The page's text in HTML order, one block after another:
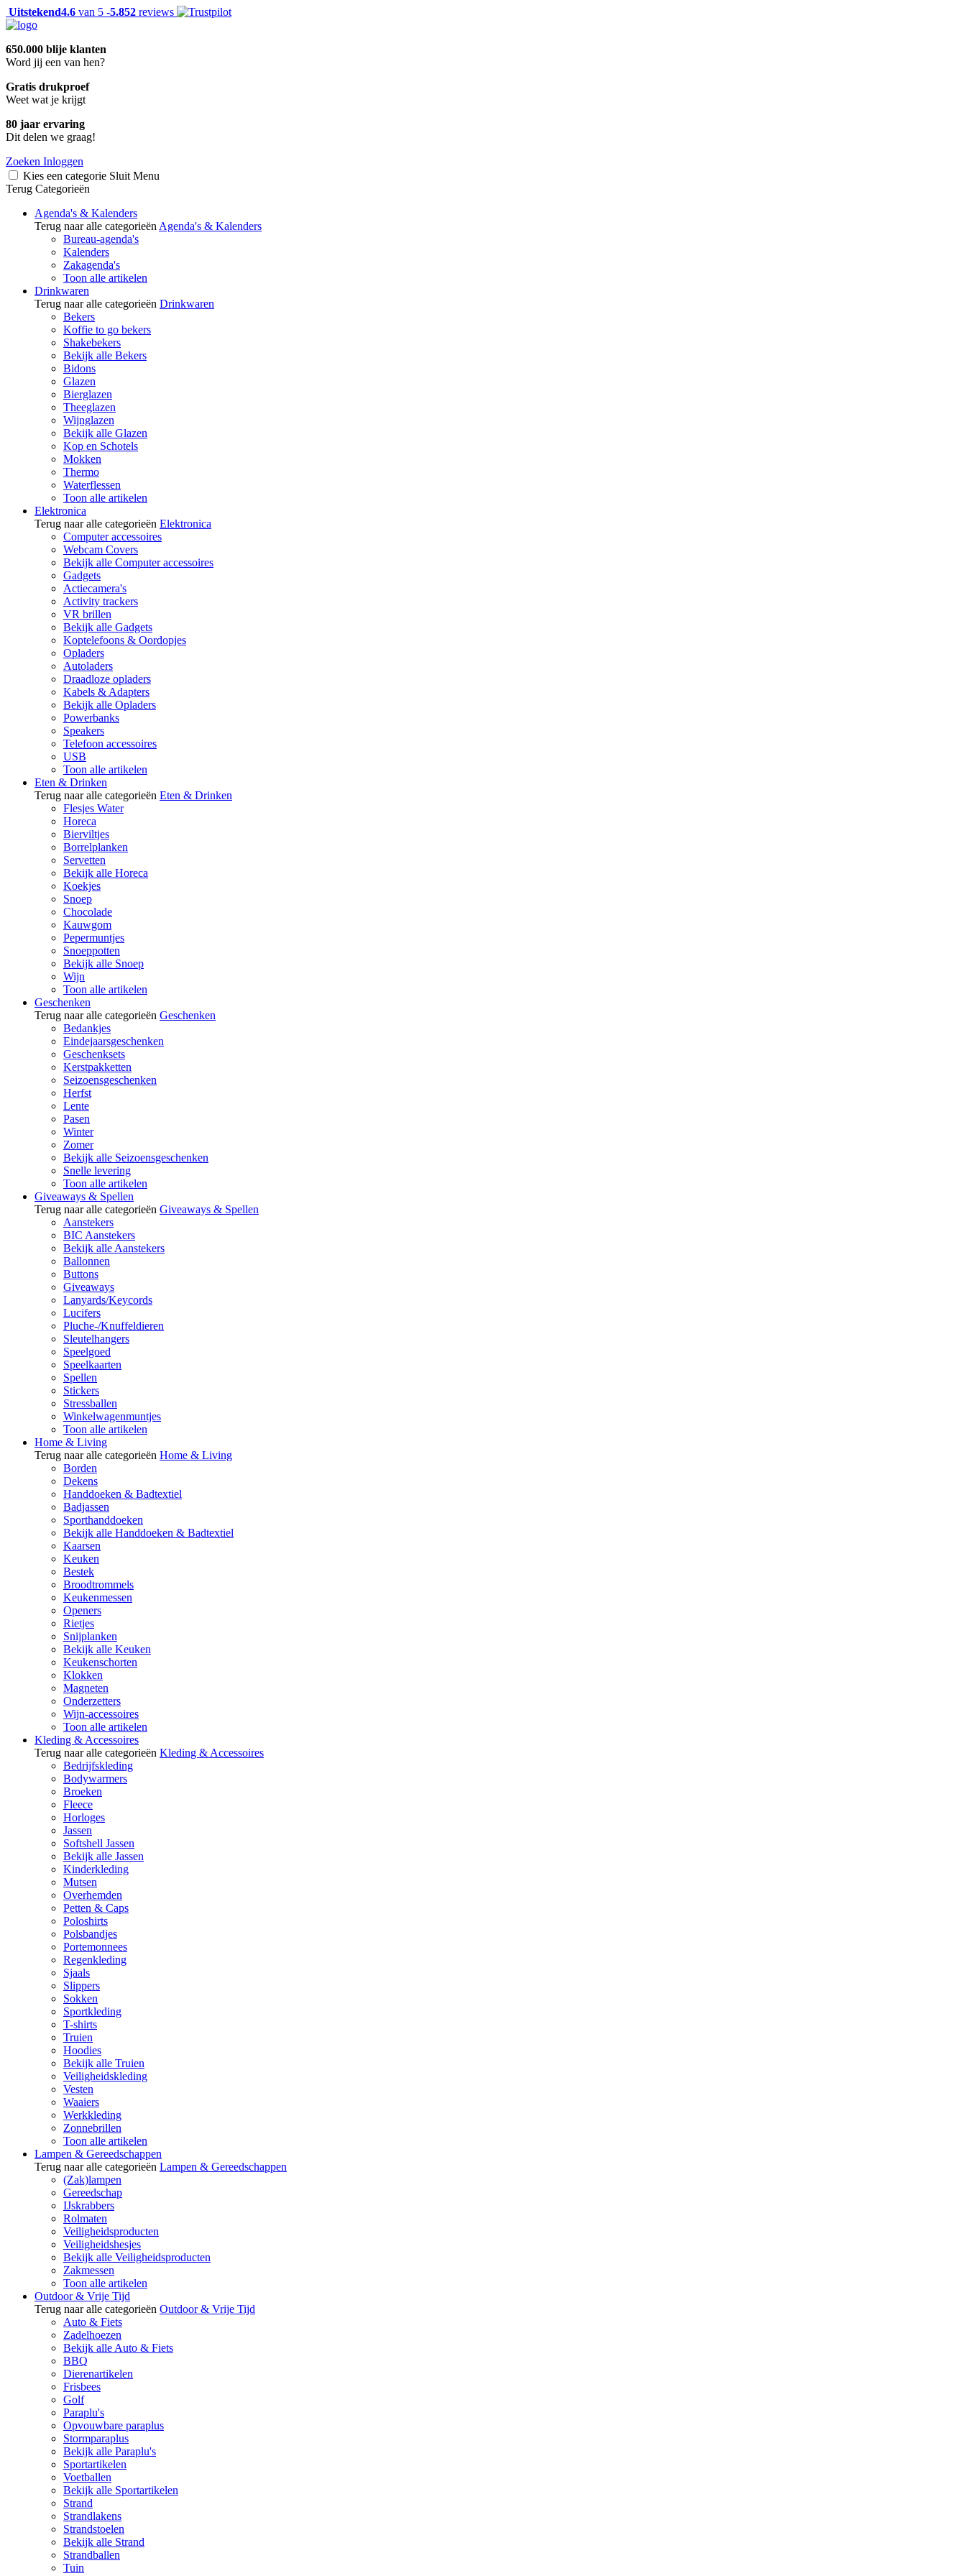
Uitstekend4.6 van 5 -5.852 reviews
650.000 blije klanten
Word jij een van hen?
Gratis drukproef
Weet wat je krijgt
80 jaar ervaring
Dit delen we graag!
Zoeken Inloggen
Kies een categorie Sluit Menu
Terug Categorieën
Agenda's & Kalenders
Terug naar alle categorieën Agenda's & Kalenders
Bureau-agenda's
Kalenders
Zakagenda's
Toon alle artikelen
Drinkwaren
Terug naar alle categorieën Drinkwaren
Bekers
Koffie to go bekers
Shakebekers
Bekijk alle Bekers
Bidons
Glazen
Bierglazen
Theeglazen
Wijnglazen
Bekijk alle Glazen
Kop en Schotels
Mokken
Thermo
Waterflessen
Toon alle artikelen
Elektronica
Terug naar alle categorieën Elektronica
Computer accessoires
Webcam Covers
Bekijk alle Computer accessoires
Gadgets
Actiecamera's
Activity trackers
VR brillen
Bekijk alle Gadgets
Koptelefoons & Oordopjes
Opladers
Autoladers
Draadloze opladers
Kabels & Adapters
Bekijk alle Opladers
Powerbanks
Speakers
Telefoon accessoires
USB
Toon alle artikelen
Eten & Drinken
Terug naar alle categorieën Eten & Drinken
Flesjes Water
Horeca
Bierviltjes
Borrelplanken
Servetten
Bekijk alle Horeca
Koekjes
Snoep
Chocolade
Kauwgom
Pepermuntjes
Snoeppotten
Bekijk alle Snoep
Wijn
Toon alle artikelen
Geschenken
Terug naar alle categorieën Geschenken
Bedankjes
Eindejaarsgeschenken
Geschenksets
Kerstpakketten
Seizoensgeschenken
Herfst
Lente
Pasen
Winter
Zomer
Bekijk alle Seizoensgeschenken
Snelle levering
Toon alle artikelen
Giveaways & Spellen
Terug naar alle categorieën Giveaways & Spellen
Aanstekers
BIC Aanstekers
Bekijk alle Aanstekers
Ballonnen
Buttons
Giveaways
Lanyards/Keycords
Lucifers
Pluche-/Knuffeldieren
Sleutelhangers
Speelgoed
Speelkaarten
Spellen
Stickers
Stressballen
Winkelwagenmuntjes
Toon alle artikelen
Home & Living
Terug naar alle categorieën Home & Living
Borden
Dekens
Handdoeken & Badtextiel
Badjassen
Sporthanddoeken
Bekijk alle Handdoeken & Badtextiel
Kaarsen
Keuken
Bestek
Broodtrommels
Keukenmessen
Openers
Rietjes
Snijplanken
Bekijk alle Keuken
Keukenschorten
Klokken
Magneten
Onderzetters
Wijn-accessoires
Toon alle artikelen
Kleding & Accessoires
Terug naar alle categorieën Kleding & Accessoires
Bedrijfskleding
Bodywarmers
Broeken
Fleece
Horloges
Jassen
Softshell Jassen
Bekijk alle Jassen
Kinderkleding
Mutsen
Overhemden
Petten & Caps
Poloshirts
Polsbandjes
Portemonnees
Regenkleding
Sjaals
Slippers
Sokken
Sportkleding
T-shirts
Truien
Hoodies
Bekijk alle Truien
Veiligheidskleding
Vesten
Waaiers
Werkkleding
Zonnebrillen
Toon alle artikelen
Lampen & Gereedschappen
Terug naar alle categorieën Lampen & Gereedschappen
(Zak)lampen
Gereedschap
IJskrabbers
Rolmaten
Veiligheidsproducten
Veiligheidshesjes
Bekijk alle Veiligheidsproducten
Zakmessen
Toon alle artikelen
Outdoor & Vrije Tijd
Terug naar alle categorieën Outdoor & Vrije Tijd
Auto & Fiets
Zadelhoezen
Bekijk alle Auto & Fiets
BBQ
Dierenartikelen
Frisbees
Golf
Paraplu's
Opvouwbare paraplus
Stormparaplus
Bekijk alle Paraplu's
Sportartikelen
Voetballen
Bekijk alle Sportartikelen
Strand
Strandlakens
Strandstoelen
Bekijk alle Strand
Strandballen
Tuin